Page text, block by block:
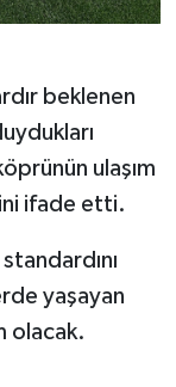
beklenen
ulaşım
ifade etti.
yaşayan
olacak.